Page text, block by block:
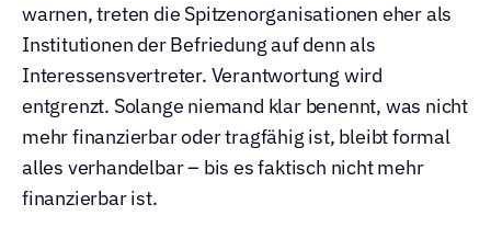
warnen, treten die Spitzenorganisationen eher als
Institutionen der Befriedung auf denn als
Interessensvertreter. Verantwortung wird
entgrenzt. Solange niemand klar benennt, was nicht
mehr finanzierbar oder tragfähig ist, bleibt formal
alles verhandelbar – bis es faktisch nicht mehr
finanzierbar ist.